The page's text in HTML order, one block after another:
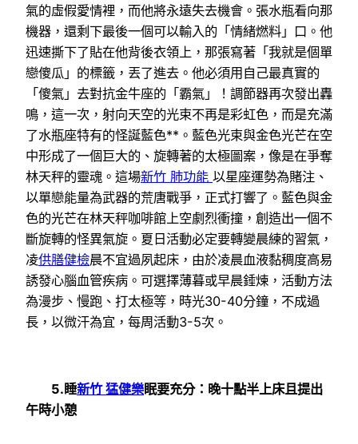
氣的虛假愛情裡，而他將永遠失去機會。張水瓶看向那
機器，還剩下最後一個可以輸入的「情緒燃料」口。他
迅速撕下了貼在他背後衣領上，那張寫著「我就是個單
戀傻瓜」的標籤，丟了進去。他必須用自己最真實的
「傻氣」去對抗金牛座的「霸氣」！調節器再次發出轟
鳴，這一次，射向天空的光束不再是彩虹色，而是充滿
了水瓶座特有的怪誕藍色**。藍色光束與金色光芒在空
中形成了一個巨大的、旋轉著的太極圖案，像是在爭奪
林天秤的靈魂。這場新竹 肺功能 以星座運勢為賭注、
以單戀能量為武器的荒唐戰爭，正式打響了。藍色與金
色的光芒在林天秤咖啡館上空劇烈衝撞，創造出一個不
斷旋轉的怪異氣旋。夏日活動必定要轉變晨練的習氣，
凌供膳健檢晨不宜過夙起床，由於凌晨血液黏稠度高易
誘發心腦血管疾病。可選擇薄暮或早晨錘煉，活動方法
為漫步、慢跑、打太極等，時光30-40分鐘，不成過
長，以微汗為宜，每周活動3-5次。
5.睡新竹 猛健樂眠要充分：晚十點半上床且提出
午時小憩